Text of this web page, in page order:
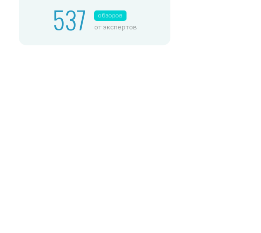
537 обзоров
от экспертов